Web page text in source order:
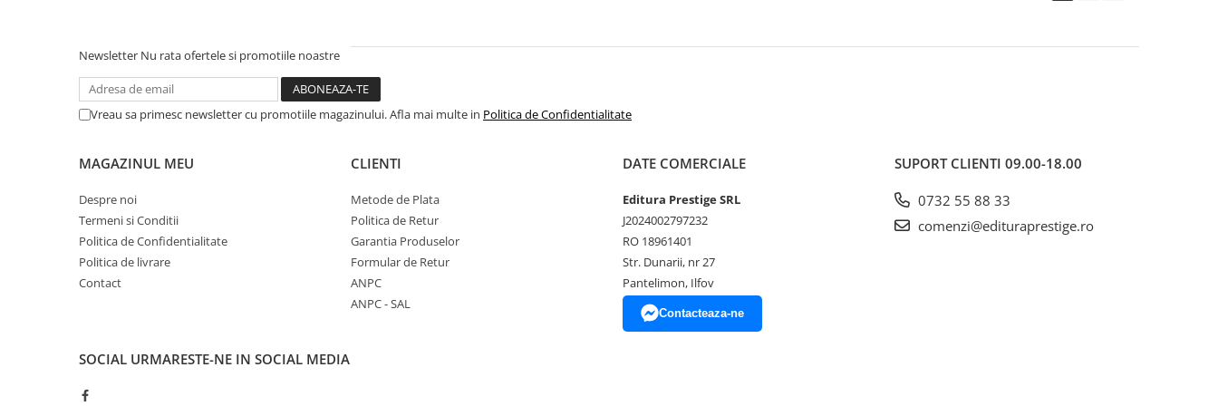
Romane de dragoste, Carti
Senzatii/Erotic
Senzatii/Suspans
Senzatii/Thriller
SF & Fantasy
Birotica & Papetarie
Adezivi si benzi adezive
Newsletter Nu rata ofertele si promotiile noastre
Vreau sa primesc newsletter cu promotiile magazinului. Afla mai multe in Politica de Confidentialitate
MAGAZINUL MEU
Despre noi
Termeni si Conditii
Politica de Confidentialitate
Politica de livrare
Contact
CLIENTI
Metode de Plata
Politica de Retur
Garantia Produselor
Formular de Retur
ANPC
ANPC - SAL
DATE COMERCIALE
Editura Prestige SRL
J2024002797232
RO 18961401
Str. Dunarii, nr 27
Pantelimon, Ilfov
Contacteaza-ne
SUPORT CLIENTI 09.00-18.00
0732 55 88 33
comenzi@edituraprestige.ro
SOCIAL URMARESTE-NE IN SOCIAL MEDIA